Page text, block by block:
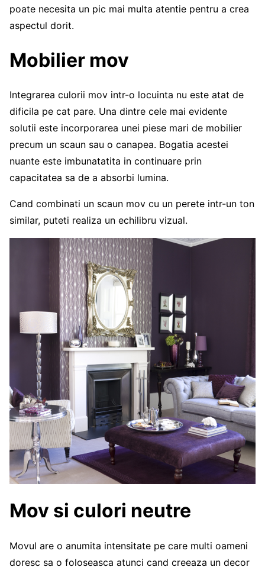
poate necesita un pic mai multa atentie pentru a crea
aspectul dorit.
Mobilier mov
Integrarea culorii mov intr-o locuinta nu este atat de
dificila pe cat pare. Una dintre cele mai evidente
solutii este incorporarea unei piese mari de mobilier
precum un scaun sau o canapea. Bogatia acestei
nuante este imbunatatita in continuare prin
capacitatea sa de a absorbi lumina.
Cand combinati un scaun mov cu un perete intr-un ton
similar, puteti realiza un echilibru vizual.
Mov si culori neutre
Movul are o anumita intensitate pe care multi oameni
doresc sa o foloseasca atunci cand creeaza un decor